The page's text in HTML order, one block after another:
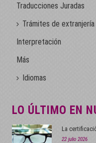
Traducciones Juradas
Trámites de extranjería
Interpretación
Más
Idiomas
LO ÚLTIMO EN
La
22 julio 2026